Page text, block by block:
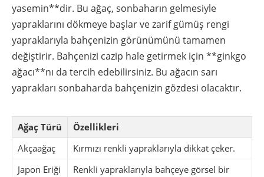
yasemin**dir. Bu ağaç, sonbaharın gelmesiyle
yapraklarını dökmeye başlar ve zarif gümüş rengi
yapraklarıyla bahçenizin görünümünü tamamen
değiştirir. Bahçenizi cazip hale getirmek için **ginkgo
ağacı**nı da tercih edebilirsiniz. Bu ağacın sarı
yaprakları sonbaharda bahçenizin gözdesi olacaktır.
Ağaç Türü
Özellikleri
Akçaağaç
Kırmızı renkli yapraklarıyla dikkat çeker.
Japon Eriği
Renkli yapraklarıyla bahçeye görsel bir